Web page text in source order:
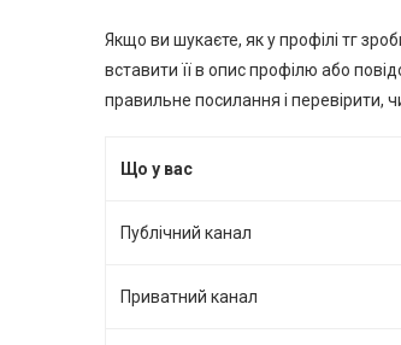
Якщо ви шукаєте, як у профілі тг
вставити її в опис профілю або
правильне посилання і перевірити,
Що у вас
Публічний канал
Приватний канал